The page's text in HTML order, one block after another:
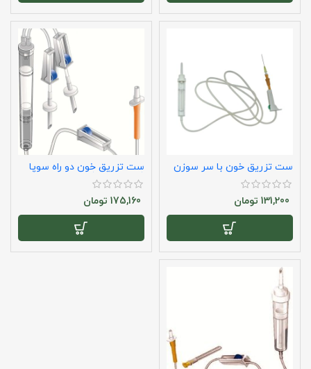
ست تزریق خون با سر سوزن
سوپا
131,200 تومان
ست تزریق خون دو راه سوپا
(دو اسپایکه)
175,160 تومان